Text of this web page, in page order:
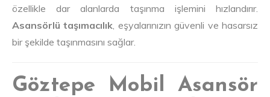
özellikle dar alanlarda taşınma işlemini hızlandırır.
Asansörlü taşımacılık , eşyalarınızın güvenli ve hasarsız
bir şekilde taşınmasını sağlar.
Göztepe Mobil Asansör